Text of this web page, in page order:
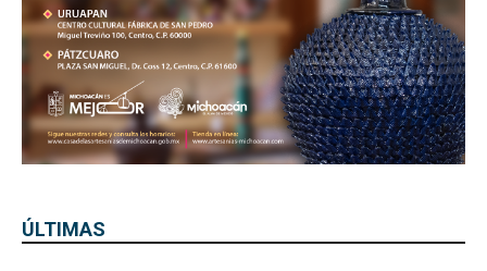
ÚLTIMAS